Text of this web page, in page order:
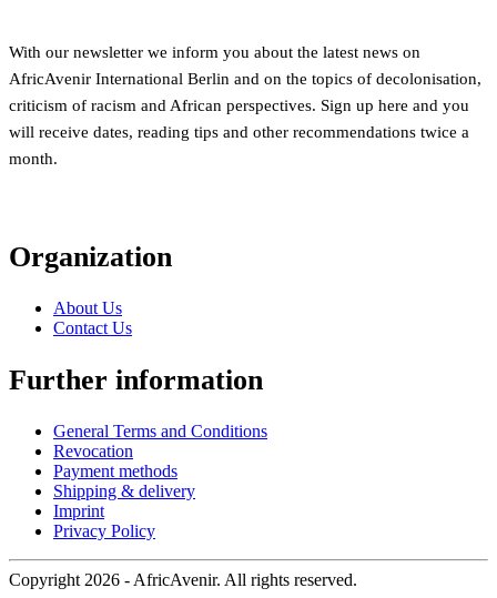
With our newsletter we inform you about the latest news on
AfricAvenir International Berlin and on the topics of decolonisation,
criticism of racism and African perspectives. Sign up here and you
will receive dates, reading tips and other recommendations twice a
month.
Organization
About Us
Contact Us
Further information
General Terms and Conditions
Revocation
Payment methods
Shipping & delivery
Imprint
Privacy Policy
Copyright 2026 - AfricAvenir. All rights reserved.